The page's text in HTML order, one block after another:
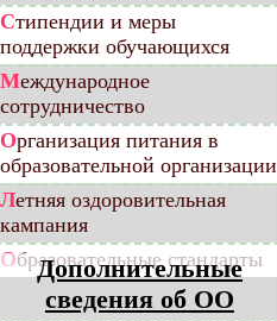
Стипендии и меры
поддержки обучающихся
Международное
сотрудничество
Организация питания в
образовательной организации
Летняя оздоровительная
кампания
Образовательные стандарты
Дополнительные
сведения об ОО